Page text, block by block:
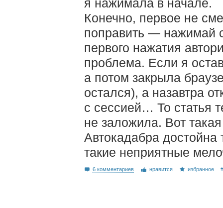
я нажимала в начале.
Конечно, первое не
поправить — нажимай
первого нажатия
проблема. Если я
а потом закрыла
остался), а назавтра
с сессией… То статья
не заложила. Вот
Автокадабра достойна
такие неприятные
6 комментариев нравится избранное